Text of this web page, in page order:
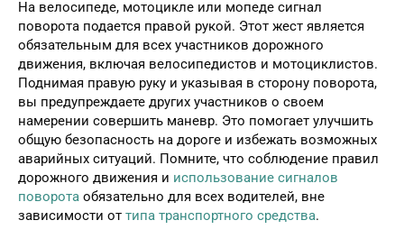
На велосипеде, мотоцикле или мопеде сигнал
поворота подается правой рукой. Этот жест является
обязательным для всех участников дорожного
движения, включая велосипедистов и мотоциклистов.
Поднимая правую руку и указывая в сторону поворота,
вы предупреждаете других участников о своем
намерении совершить маневр. Это помогает улучшить
общую безопасность на дороге и избежать возможных
аварийных ситуаций. Помните, что соблюдение правил
дорожного движения и использование сигналов
поворота обязательно для всех водителей, вне
зависимости от типа транспортного средства.